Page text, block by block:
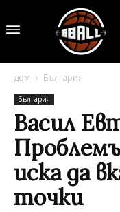
дом България
България
Васил
иска да
точки